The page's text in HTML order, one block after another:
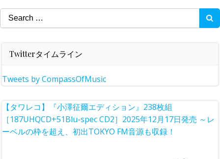
Search
for:
Twitterタイムライン
Tweets by CompassOfMusic
【タワレコ】『小澤征爾エディション』238枚組
［187UHQCD+51Blu-spec CD2］2025年12月17日発売 ～レ
ーベルの枠を超え、初出TOKYO FM音源も収録！